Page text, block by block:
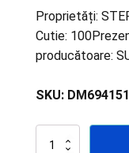
Proprietăți:
Cutie:
producătoare:
SKU:
Cantitate